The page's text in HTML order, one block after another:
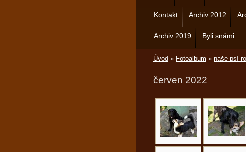
Kontakt Archiv 2012
Archiv 2019 Byli snámi.....
Úvod » Fotoalbum » naše psí
červen 2022